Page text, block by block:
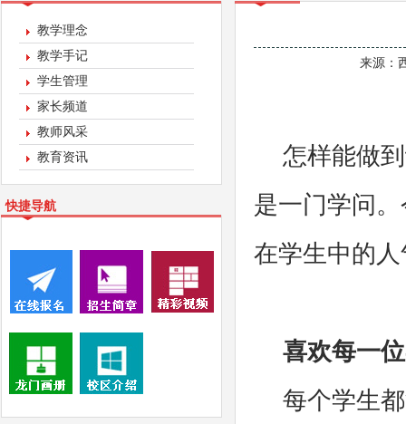
教学理念
教学手记
学生管理
家长频道
教师风采
教育资讯
快捷导航
来源：
怎样能做
是一门学问
在学生中的
喜欢每一
每个学生